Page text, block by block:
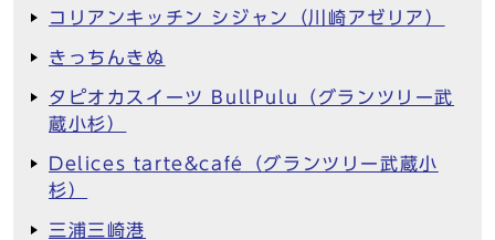
コリアンキッチン シジャン（川崎アゼリア）
きっちんきぬ
タピオカスイーツ BullPulu（グランツリー武
蔵小杉）
Delices tarte&café（グランツリー武蔵小
杉）
三浦三崎港